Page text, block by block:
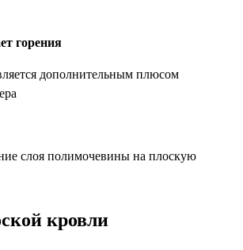
горения
дополнительным плюсом
слоя полимочевины на плоскую
кровли